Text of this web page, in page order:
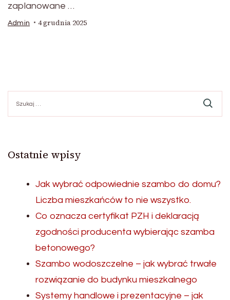
zaplanowane …
Admin 4 grudnia 2025
Ostatnie wpisy
Jak wybrać odpowiednie szambo do domu?
Liczba mieszkańców to nie wszystko.
Co oznacza certyfikat PZH i deklaracją
zgodności producenta wybierając szamba
betonowego?
Szambo wodoszczelne – jak wybrać trwałe
rozwiązanie do budynku mieszkalnego
Systemy handlowe i prezentacyjne – jak